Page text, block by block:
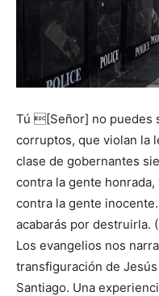
Tú [Señor] no puedes
corruptos, que violan la
clase de gobernantes
contra la gente
contra la gente
acabarás por destruirla.
Los evangelios nos
transfiguración de
Santiago. Una